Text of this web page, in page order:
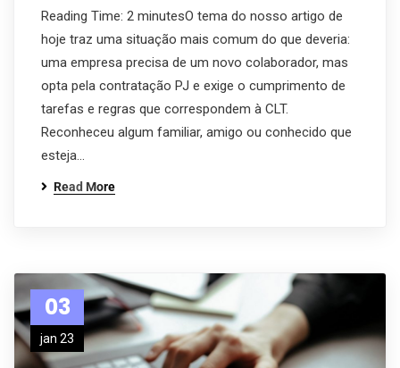
Reading Time: 2 minutesO tema do nosso artigo de
hoje traz uma situação mais comum do que deveria:
uma empresa precisa de um novo colaborador, mas
opta pela contratação PJ e exige o cumprimento de
tarefas e regras que correspondem à CLT.
Reconheceu algum familiar, amigo ou conhecido que
esteja…
Read More
03
jan 23